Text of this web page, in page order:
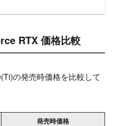
...
RTX 価格比較
の発売時価格を比較して
発売時価格